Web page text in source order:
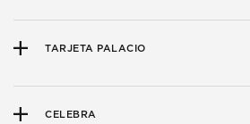
TARJETA PALACIO
CELEBRA